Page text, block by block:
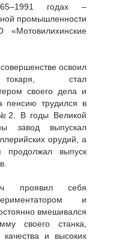
годах –
промышленности
освоил
токаря, стал
своего дела и
пенсию трудился в
В годы Великой
завод выпускал
орудий, а
продолжал выпуск
проявил себя
и
вмешивался
своего станка,
качества и высоких